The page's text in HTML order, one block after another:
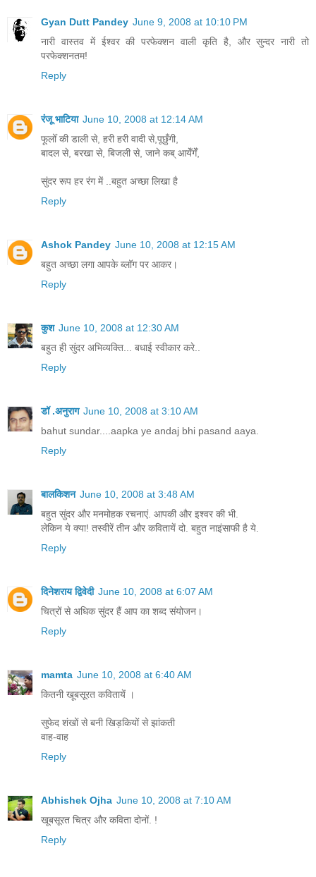
Gyan Dutt Pandey June 9, 2008 at 10:10 PM
नारी वास्तव में ईश्वर की परफेक्शन वाली कृति है, और सुन्दर नारी तो
परफेक्शनतम!
Reply
रंजू भाटिया June 10, 2008 at 12:14 AM
फूलोँ की डाली से, हरी हरी वादी से,पूछुँगी,
बादल से, बरखा से, बिजली से, जाने कब् आयेँगेँ,
सुंदर रूप हर रंग में ..बहुत अच्छा लिखा है
Reply
Ashok Pandey June 10, 2008 at 12:15 AM
बहुत अच्‍छा लगा आपके ब्‍लॉग पर आकर।
Reply
कुश June 10, 2008 at 12:30 AM
बहुत ही सुंदर अभिव्यक्ति... बधाई स्वीकार करे..
Reply
डॉ .अनुराग June 10, 2008 at 3:10 AM
bahut sundar....aapka ye andaj bhi pasand aaya.
Reply
बालकिशन June 10, 2008 at 3:48 AM
बहुत सुंदर और मनमोहक रचनाएं. आपकी और इश्वर की भी.
लेकिन ये क्या! तस्वीरें तीन और कवितायें दो. बहुत नाइंसाफी है ये.
Reply
दिनेशराय द्विवेदी June 10, 2008 at 6:07 AM
चित्रों से अधिक सुंदर हैं आप का शब्द संयोजन।
Reply
mamta June 10, 2008 at 6:40 AM
कितनी खूबसूरत कवितायें ।
सुफेद शंखों से बनी खिड़कियों से झांकती
वाह-वाह
Reply
Abhishek Ojha June 10, 2008 at 7:10 AM
खूबसूरत चित्र और कविता दोनों. !
Reply